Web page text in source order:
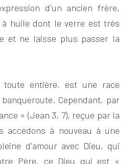
d'un ancien frère,
à huile dont le verre est très
et ne laisse plus passer la
toute entière, est une race
Cependant, par
» (Jean 3, 7), reçue par la
accédons à nouveau à une
d'amour avec Dieu, qui
Père, ce Dieu qui est «